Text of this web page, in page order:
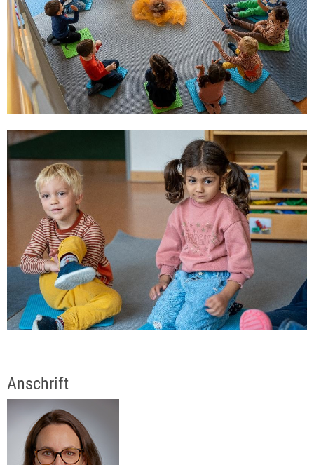
Anschrift